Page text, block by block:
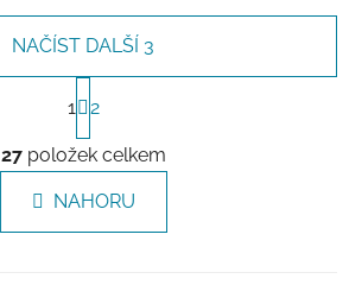
Ovládací prvky výpisu
NAČÍST DALŠÍ 3
Stránkování
1 2
27položek celkem
NAHORU